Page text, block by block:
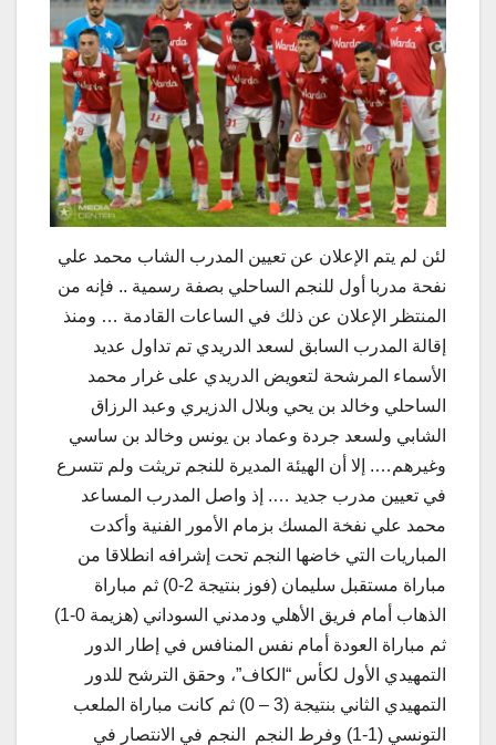
لئن لم يتم الإعلان عن تعيين المدرب الشاب محمد علي
نفحة مدربا أول للنجم الساحلي بصفة رسمية .. فإنه من
المنتظر الإعلان عن ذلك في الساعات القادمة … ومنذ
إقالة المدرب السابق لسعد الدريدي تم تداول عديد
الأسماء المرشحة لتعويض الدريدي على غرار محمد
الساحلي وخالد بن يحي وبلال الدزيري وعبد الرزاق
الشابي ولسعد جردة وعماد بن يونس وخالد بن ساسي
وغيرهم…. إلا أن الهيئة المديرة للنجم تريثت ولم تتسرع
في تعيين مدرب جديد …. إذ واصل المدرب المساعد
محمد علي نفخة المسك بزمام الأمور الفنية وأكدت
المباريات التي خاضها النجم تحت إشرافه انطلاقا من
مباراة مستقبل سلیمان (فوز بنتيجة 2-0) ثم مباراة
الذهاب أمام فريق الأهلي ودمدني السوداني (هزيمة 0-1)
ثم مباراة العودة أمام نفس المنافس في إطار الدور
التمهيدي الأول لكأس “الكاف”، وحقق الترشح للدور
التمهيدي الثاني بنتيجة (3 – 0) ثم كانت مباراة الملعب
التونسي (1-1) وفرط النجم النجم في الانتصار في